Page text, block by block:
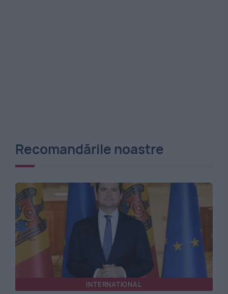
Recomandările noastre
INTERNATIONAL